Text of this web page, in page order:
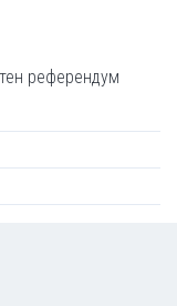
референдум